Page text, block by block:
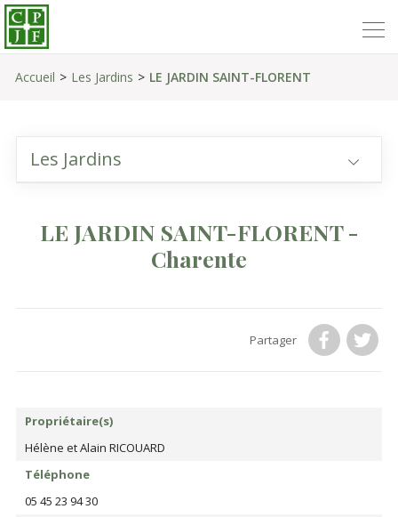
Accueil Les Jardins LE JARDIN SAINT-FLORENT
Les Jardins
LE JARDIN SAINT-FLORENT -
Charente
Partager
Propriétaire(s)
Hélène et Alain RICOUARD
Téléphone
05 45 23 94 30